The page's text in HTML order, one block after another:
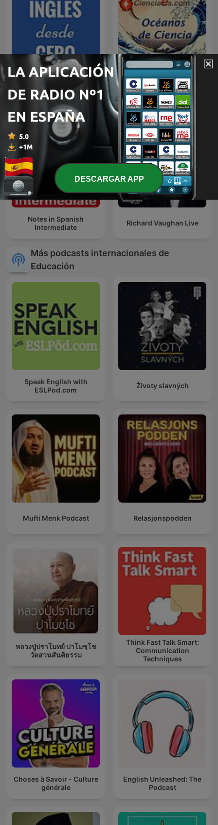
Inglés desde cero
Océanos de Ciencia -
Cienciaes.com
Notes in Spanish
Intermediate
Richard Vaughan Live
Más podcasts internacionales de
Educación
Speak English with
ESLPod.com
Životy slavných
Mufti Menk Podcast Relasjonspodden
หลวงปู่ปราโมทย์ ปาโมชฺโช
วัดสวนสันติธรรม
Think Fast Talk Smart:
Communication
Techniques
Choses à Savoir - Culture
générale
English Unleashed: The
Podcast
DESCARGAR APP